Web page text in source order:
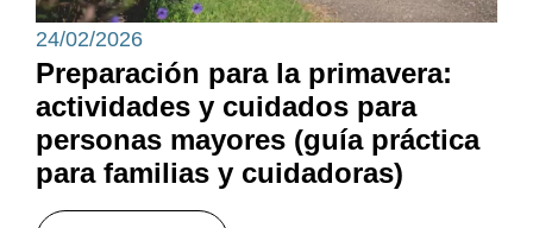
24/02/2026
Preparación para la primavera:
actividades y cuidados para
personas mayores (guía práctica
para familias y cuidadoras)